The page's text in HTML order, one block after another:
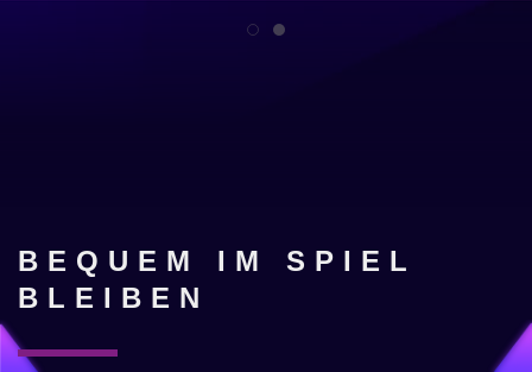
BEQUEM IM SPIEL
BLEIBEN